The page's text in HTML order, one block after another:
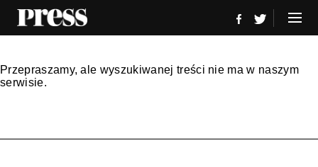
Przepraszamy, ale wyszukiwanej treści nie ma w naszym
serwisie.